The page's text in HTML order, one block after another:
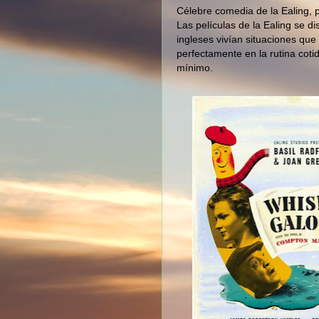
Célebre comedia de la Ealing,
Las películas de la Ealing se
ingleses vivían situaciones
perfectamente en la rutina
mínimo.